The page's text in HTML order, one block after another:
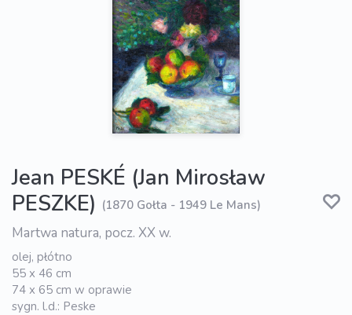
Jean PESKÉ (Jan Mirosław
PESZKE) (1870 Gołta - 1949 Le Mans)
Martwa natura, pocz. XX w.
olej, płótno
55 x 46 cm
74 x 65 cm w oprawie
sygn. l.d.: Peske